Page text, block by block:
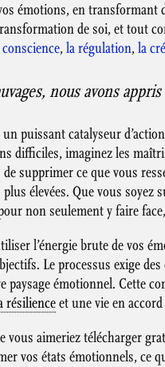
émotions, en
de soi, et tout
, la régulation, la
nous avons
un puissant catalyseur
difficiles, imaginez les
supprimer ce que vous
élevées. Que vous soyez
non seulement y faire
l’énergie brute de vos
Le processus exige des
paysage émotionnel. Cette
résilienceet une vie en accord
vous aimeriez télécharger
vos états émotionnels, ce